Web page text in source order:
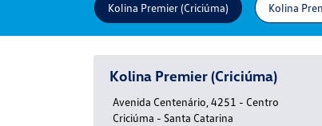
Kolina Premier (Criciúma) Kolina
Kolina Premier (Criciúma)
Avenida Centenário, 4251 - Centro
Criciúma - Santa Catarina